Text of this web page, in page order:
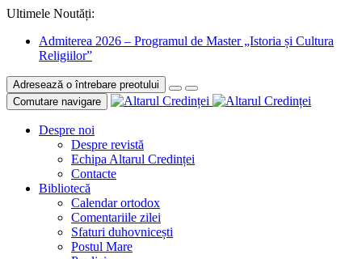
Ultimele Noutăți:
Admiterea 2026 – Programul de Master „Istoria și Cultura
Religiilor”
Adresează o întrebare preotului
Comutare navigare
Despre noi
Despre revistă
Echipa Altarul Credinței
Contacte
Bibliotecă
Calendar ortodox
Comentariile zilei
Sfaturi duhovnicești
Postul Mare